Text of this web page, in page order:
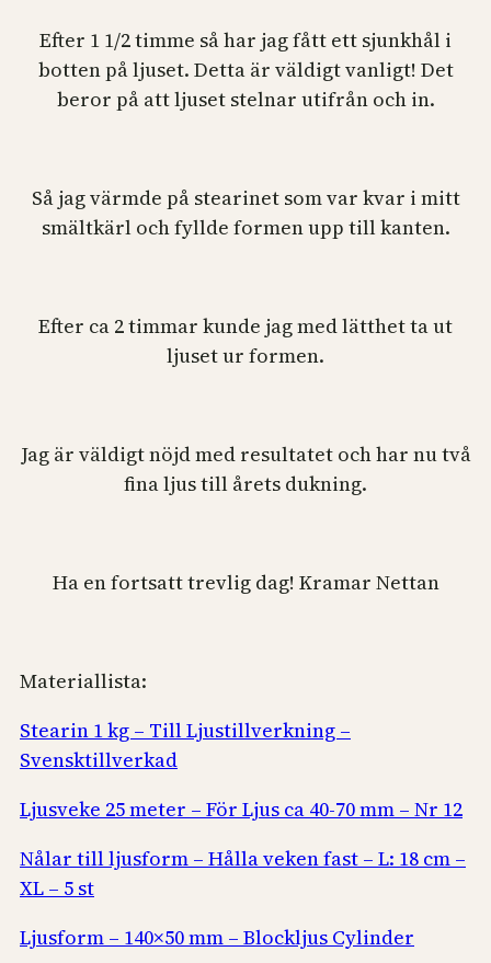
Efter 1 1/2 timme så har jag fått ett sjunkhål i
botten på ljuset. Detta är väldigt vanligt! Det
beror på att ljuset stelnar utifrån och in.
Så jag värmde på stearinet som var kvar i mitt
smältkärl och fyllde formen upp till kanten.
Efter ca 2 timmar kunde jag med lätthet ta ut
ljuset ur formen.
Jag är väldigt nöjd med resultatet och har nu två
fina ljus till årets dukning.
Ha en fortsatt trevlig dag! Kramar Nettan
Materiallista:
Stearin 1 kg – Till Ljustillverkning –
Svensktillverkad
Ljusveke 25 meter – För Ljus ca 40-70 mm – Nr 12
Nålar till ljusform – Hålla veken fast – L: 18 cm –
XL – 5 st
Ljusform – 140×50 mm – Blockljus Cylinder